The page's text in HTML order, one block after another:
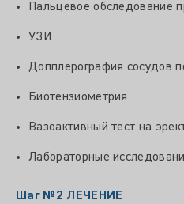
Пальцевое обследование
УЗИ
Допплерография сосудов
Биотензиометрия
Вазоактивный тест на
Лабораторные
Шаг №2 ЛЕЧЕНИЕ